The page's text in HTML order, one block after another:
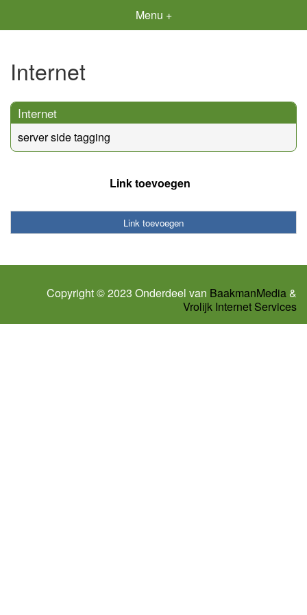
Menu +
Internet
Internet
server side tagging
Link toevoegen
Link toevoegen
Copyright © 2023 Onderdeel van BaakmanMedia&
Vrolijk Internet Services